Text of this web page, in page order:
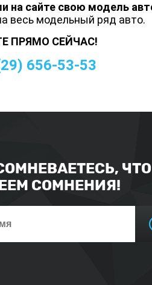
на сайте свою модель
весь модельный ряд авто.
ПРЯМО СЕЙЧАС!
29) 656-53-53
СОМНЕНИЯ!